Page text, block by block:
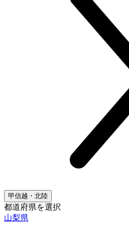
甲信越・北陸
都道府県を選択
山梨県